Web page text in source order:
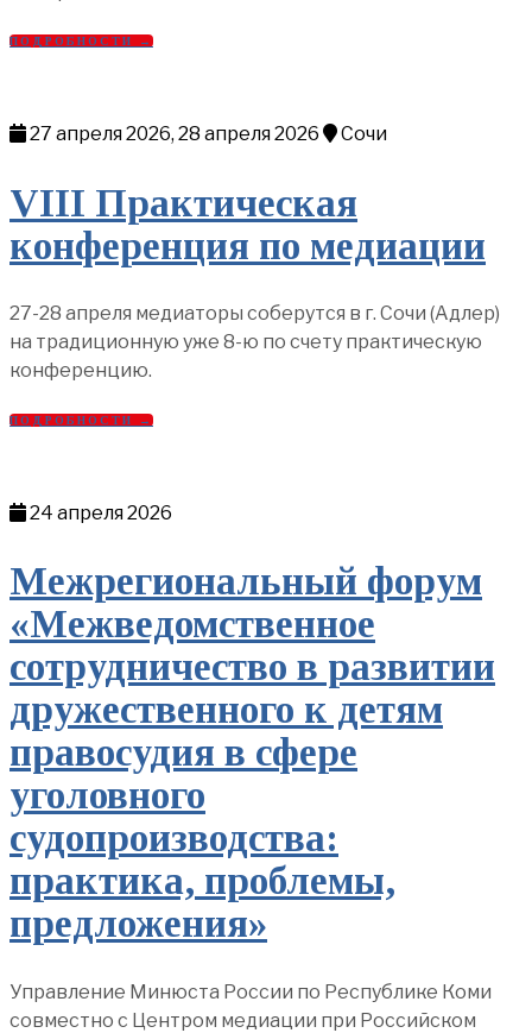
ПОДРОБНОСТИ →
27 апреля 2026, 28 апреля 2026 Сочи
VIII Практическая
конференция по медиации
27-28 апреля медиаторы соберутся в г. Сочи (Адлер)
на традиционную уже 8-ю по счету практическую
конференцию.
ПОДРОБНОСТИ →
24 апреля 2026
Межрегиональный форум
«Межведомственное
сотрудничество в развитии
дружественного к детям
правосудия в сфере
уголовного
судопроизводства:
практика, проблемы,
предложения»
Управление Минюста России по Республике Коми
совместно с Центром медиации при Российском